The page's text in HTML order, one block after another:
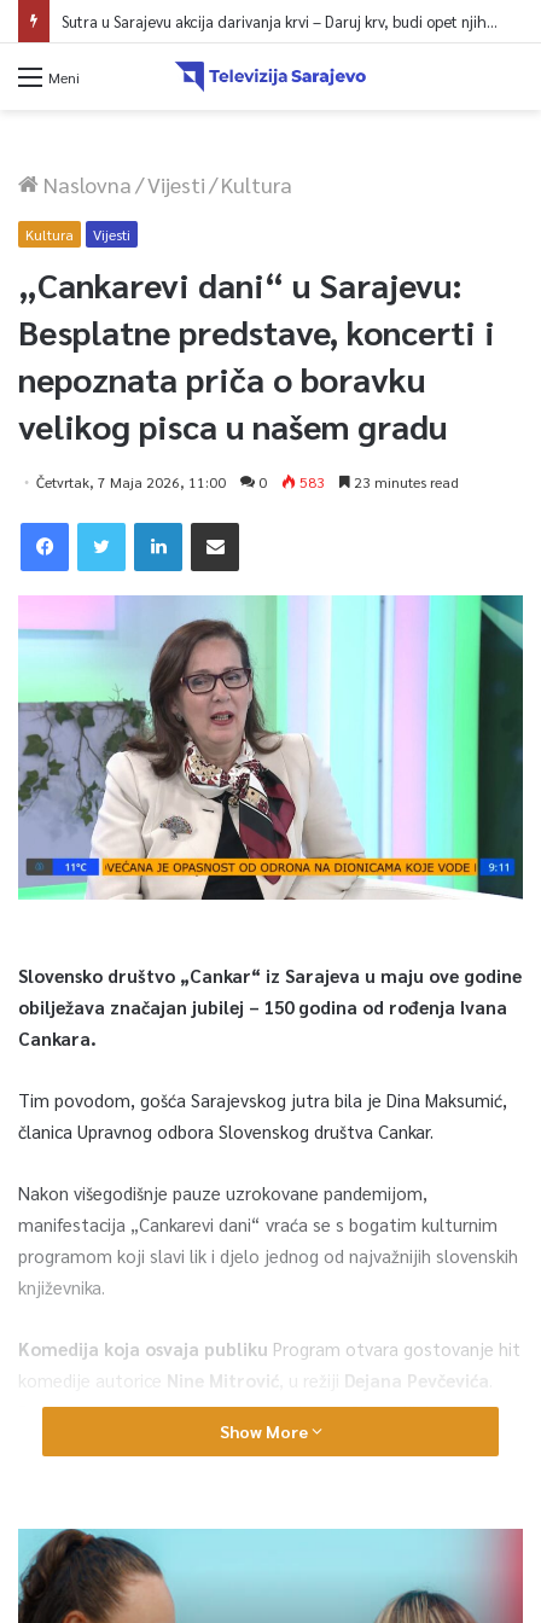
Sutra u Sarajevu akcija darivanja krvi – Daruj krv, budi opet njihov heroj
Meni
Naslovna/Vijesti/Kultura
Kultura Vijesti
„Cankarevi dani“ u Sarajevu:
Besplatne predstave, koncerti i
nepoznata priča o boravku
velikog pisca u našem gradu
Četvrtak, 7 Maja 2026, 11:00 0 583 23 minutes read
Slovensko društvo „Cankar“ iz Sarajeva u maju ove godine
obilježava značajan jubilej – 150 godina od rođenja Ivana
Cankara.
Tim povodom, gošća Sarajevskog jutra bila je Dina Maksumić,
članica Upravnog odbora Slovenskog društva Cankar.
Nakon višegodišnje pauze uzrokovane pandemijom,
manifestacija „Cankarevi dani“ vraća se s bogatim kulturnim
programom koji slavi lik i djelo jednog od najvažnijih slovenskih
književnika.
Komedija koja osvaja publiku Program otvara gostovanje hit
komedije autorice Nine Mitrović , u režiji Dejana Pevčevića
Predstava, koja je više puta rasprodana u Sloveniji, bavi se
životom tri generacije unutar jedne porodice. Sarajevska
za sve posjetioce slobodan.
Muzika i film u nastavku programa
Kulturni maj se nastavlja
Show More